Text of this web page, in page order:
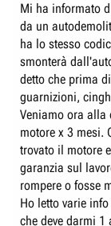
u
s
s
i
o
n
e
Mi ha informato
da un
ha lo stesso
smonterà
detto che prima
guarnizioni,
Veniamo ora alla
motore x 3 mesi.
trovato il motore
garanzia sul
rompere o fosse
Ho letto varie
che deve darmi